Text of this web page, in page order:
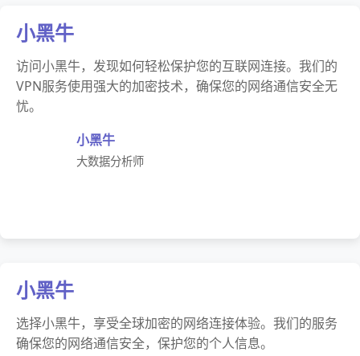
小黑牛
访问小黑牛，发现如何轻松保护您的互联网连接。我们的
VPN服务使用强大的加密技术，确保您的网络通信安全无
忧。
小黑牛
大数据分析师
小黑牛
选择小黑牛，享受全球加密的网络连接体验。我们的服务
确保您的网络通信安全，保护您的个人信息。